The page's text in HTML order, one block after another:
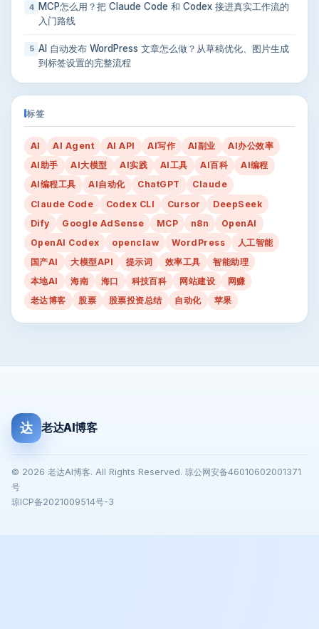
4
MCP怎么用？把 Claude Code 和 Codex 接进真实工作流的
入门路线
5 AI 自动发布 WordPress 文章怎么做？从草稿优化、图片生成
到标签设置的完整流程
标签
AI AI Agent AI API AI写作 AI副业
AI办公效率
AI助手
AI大模型 AI实践 AI工具 AI百科
AI编程
AI编程工具
AI自动化 ChatGPT
Claude
Claude Code
Codex CLI Cursor
DeepSeek
Dify
Google AdSense MCP n8n
OpenAI
OpenAI Codex
openclaw WordPress
人工智能
国产AI
大模型API 提示词 效率工具
智能助理
本地AI
海南 海口 科技百科 网站建设
网赚
老达博客
股票 股票投资总结 自动化 苹果
达 老达AI博客
© 2026 老达AI博客. All Rights Reserved. 琼公网安备46010602001371
号
琼ICP备2021009514号-3